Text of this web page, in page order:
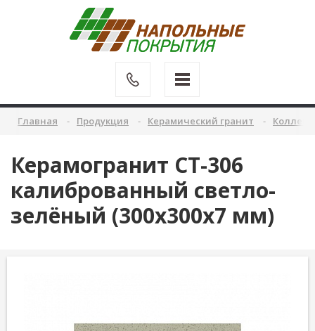
Главная Продукция Керамический гранит
Керамогранит CT-306
калиброванный светло-
зелёный (300х300х7 мм)